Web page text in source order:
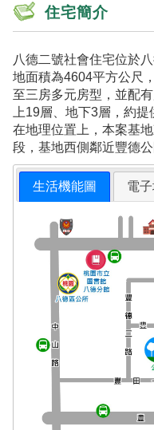
住宅簡介
八德二號社會住宅位於
地面積為4604平方公尺
至三房多元房型，並配
上19層、地下3層，約提
在地理位置上，本案基
段，基地西側鄰近豐德公
生活機能圖 電